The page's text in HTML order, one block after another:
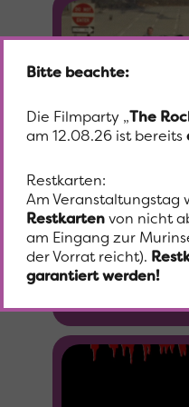
11
AUG
FRENCH
SUMMER
Bitte beachte:
Die Filmparty „The
am 12.08.26 ist bereits
Restkarten:
Am Veranstaltungstag
Restkartenvon nicht
am Eingang zur
der Vorrat reicht).
garantiert werden!